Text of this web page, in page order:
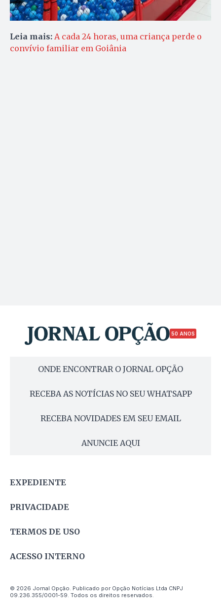
Leia mais: A cada 24 horas, uma criança perde o
convívio familiar em Goiânia
50 ANOS
ONDE ENCONTRAR O JORNAL OPÇÃO
RECEBA AS NOTÍCIAS NO SEU WHATSAPP
RECEBA NOVIDADES EM SEU EMAIL
ANUNCIE AQUI
EXPEDIENTE
PRIVACIDADE
TERMOS DE USO
ACESSO INTERNO
© 2026 Jornal Opção. Publicado por Opção Notícias Ltda CNPJ
09.236.355/0001-59. Todos os direitos reservados.